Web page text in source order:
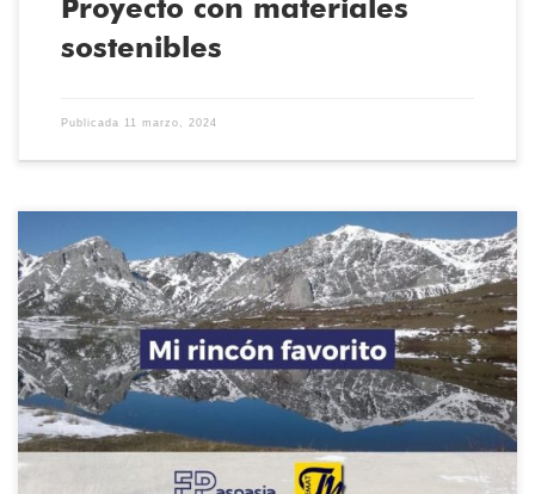
Proyecto con materiales
sostenibles
Publicada 11 marzo, 2024
La Exposición virtual del Certamen de Fotografía con el sello
medioambiental de TEMAT queda oficialmente abierta. El pasado
26 de enero los centros participantes en el Programa Moai del
Sello Ambiental “Centro Educativo Sostenible” conmemoran el
dia mundial de la educación ambiental con una exposición
fotográfica en formato virtual. La […]